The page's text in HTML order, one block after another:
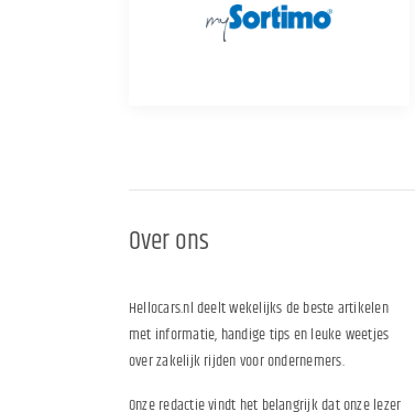
Over ons
Hellocars.nl deelt wekelijks de beste artikelen
met informatie, handige tips en leuke weetjes
over zakelijk rijden voor ondernemers.
Onze redactie vindt het belangrijk dat onze lezer